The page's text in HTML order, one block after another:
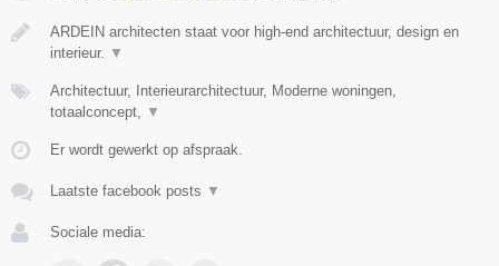
ARDEIN architecten staat voor high-end architectuur, design en
interieur. ▼
Architectuur, Interieurarchitectuur, Moderne woningen,
totaalconcept, ▼
Er wordt gewerkt op afspraak.
Laatste facebook posts ▼
Sociale media: